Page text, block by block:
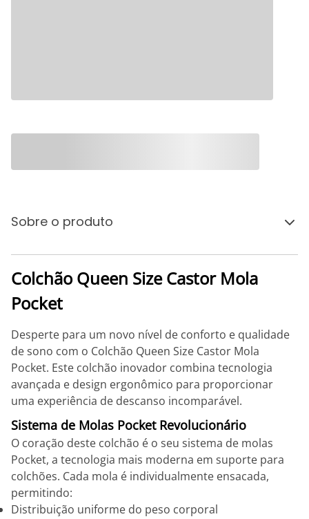
Sobre o produto
Colchão Queen Size Castor Mola
Pocket
Desperte para um novo nível de conforto e qualidade
de sono com o Colchão Queen Size Castor Mola
Pocket. Este colchão inovador combina tecnologia
avançada e design ergonômico para proporcionar
uma experiência de descanso incomparável.
Sistema de Molas Pocket Revolucionário
O coração deste colchão é o seu sistema de molas
Pocket, a tecnologia mais moderna em suporte para
colchões. Cada mola é individualmente ensacada,
permitindo:
Distribuição uniforme do peso corporal